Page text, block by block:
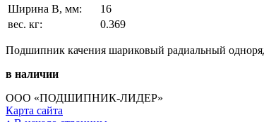
Ширина В, мм:
16
вес. кг:
0.369
Подшипник качения шариковый радиальный
в наличии
ООО «ПОДШИПНИК-ЛИДЕР»
Карта сайта